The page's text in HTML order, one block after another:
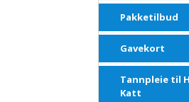
Pakketilbud
Gavekort
Tannpleie til
Katt